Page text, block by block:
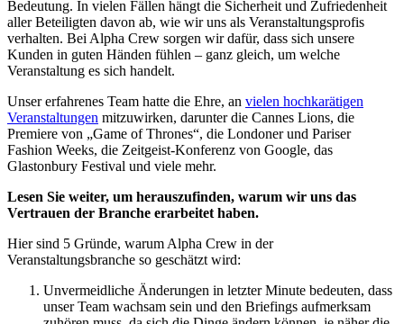
Bedeutung. In vielen Fällen hängt die Sicherheit und Zufriedenheit
aller Beteiligten davon ab, wie wir uns als Veranstaltungsprofis
verhalten. Bei Alpha Crew sorgen wir dafür, dass sich unsere
Kunden in guten Händen fühlen – ganz gleich, um welche
Veranstaltung es sich handelt.
Unser erfahrenes Team hatte die Ehre, an vielen hochkarätigen
Veranstaltungen mitzuwirken, darunter die Cannes Lions, die
Premiere von „Game of Thrones“, die Londoner und Pariser
Fashion Weeks, die Zeitgeist-Konferenz von Google, das
Glastonbury Festival und viele mehr.
Lesen Sie weiter, um herauszufinden, warum wir uns das
Vertrauen der Branche erarbeitet haben.
Hier sind 5 Gründe, warum Alpha Crew in der
Veranstaltungsbranche so geschätzt wird:
Unvermeidliche Änderungen in letzter Minute bedeuten, dass
unser Team wachsam sein und den Briefings aufmerksam